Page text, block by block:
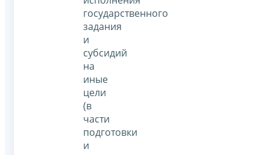
государственного
задания
и
субсидий
на
иные
цели
(в
части
подготовки
и